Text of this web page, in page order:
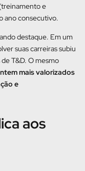
e
ano consecutivo.
destaque. Em um
suas carreiras subiu
T&D. O mesmo
mais valorizados
e
aos